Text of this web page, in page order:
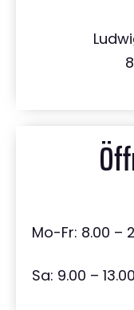
Mo-Fr: 8.00 –
Sa: 9.00 –